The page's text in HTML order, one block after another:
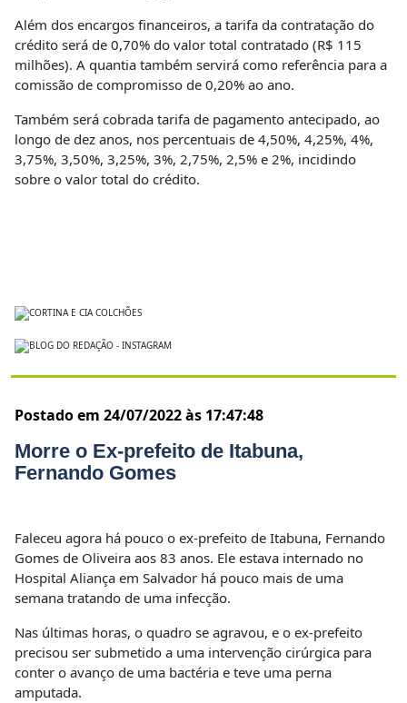
Além dos encargos financeiros, a tarifa da contratação do
crédito será de 0,70% do valor total contratado (R$ 115
milhões). A quantia também servirá como referência para a
comissão de compromisso de 0,20% ao ano.
Também será cobrada tarifa de pagamento antecipado, ao
longo de dez anos, nos percentuais de 4,50%, 4,25%, 4%,
3,75%, 3,50%, 3,25%, 3%, 2,75%, 2,5% e 2%, incidindo
sobre o valor total do crédito.
Postado em 24/07/2022 às 17:47:48
Morre o Ex-prefeito de Itabuna,
Fernando Gomes
Faleceu agora há pouco o ex-prefeito de Itabuna, Fernando
Gomes de Oliveira aos 83 anos. Ele estava internado no
Hospital Aliança em Salvador há pouco mais de uma
semana tratando de uma infecção.
Nas últimas horas, o quadro se agravou, e o ex-prefeito
precisou ser submetido a uma intervenção cirúrgica para
conter o avanço de uma bactéria e teve uma perna
amputada.